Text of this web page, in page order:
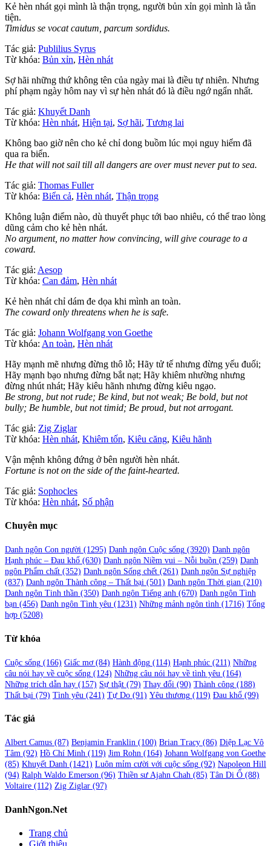
Kẻ hèn nhát gọi mình là thận trọng, người bủn xỉn gọi mình là tằn
tiện.
Timidus se vocat cautum, parcum sordidus.
Tác giả: Publilius Syrus
Từ khóa: Bủn xỉn, Hèn nhát
Sợ hãi những thứ không tên của ngày mai là điều tự nhiên. Nhưng
phí phạm ngày hôm nay vì sự hèn nhát đó là điều ngớ ngẩn nhất.
Tác giả: Khuyết Danh
Từ khóa: Hèn nhát, Hiện tại, Sợ hãi, Tương lai
Không bao giờ nên cho kẻ chỉ dong buồm lúc mọi nguy hiểm đã
qua ra biển.
He that will not sail till all dangers are over must never put to sea.
Tác giả: Thomas Fuller
Từ khóa: Biển cả, Hèn nhát, Thận trọng
Không luận điểm nào, dù thuyết phục tới bao nhiêu, có thể trao lòng
dũng cảm cho kẻ hèn nhát.
No argument, no matter how convincing, will give courage to a
coward.
Tác giả: Aesop
Từ khóa: Can đảm, Hèn nhát
Kẻ hèn nhát chỉ dám đe dọa khi mình an toàn.
The coward only threatens when he is safe.
Tác giả: Johann Wolfgang von Goethe
Từ khóa: An toàn, Hèn nhát
Hãy mạnh mẽ nhưng đừng thô lỗ; Hãy tử tế nhưng đừng yếu đuối;
Hãy mạnh bạo nhưng đừng bắt nạt; Hãy khiêm nhường nhưng
đừng nhút nhát; Hãy kiêu hãnh nhưng đừng kiêu ngạo.
Be strong, but not rude; Be kind, but not weak; Be bold, but not
bully; Be humble, but not timid; Be proud, but not arrogant.
Tác giả: Zig Ziglar
Từ khóa: Hèn nhát, Khiêm tốn, Kiêu căng, Kiêu hãnh
Vận mệnh không đứng ở bên người hèn nhát.
Fortune is not on the side of the faint-hearted.
Tác giả: Sophocles
Từ khóa: Hèn nhát, Số phận
Chuyên mục
Danh ngôn Con người (1295) Danh ngôn Cuộc sống (3920) Danh ngôn
Hạnh phúc – Đau khổ (630) Danh ngôn Niềm vui – Nỗi buồn (259) Danh
ngôn Phẩm chất (352) Danh ngôn Sống chết (261) Danh ngôn Sự nghiệp
(837) Danh ngôn Thành công – Thất bại (501) Danh ngôn Thời gian (210)
Danh ngôn Tinh thần (350) Danh ngôn Tiếng anh (670) Danh ngôn Tình
bạn (456) Danh ngôn Tình yêu (1231) Những mảnh ngôn tình (1716) Tổng
hợp (5208)
Từ khóa
Cuộc sống (166) Giấc mơ(84) Hành động (114) Hạnh phúc (211) Những
câu nói hay về cuộc sống (124) Những câu nói hay về tình yêu (164)
Những trích dẫn hay (157) Sự thật (79) Thay đổi (90) Thành công (188)
Thất bại (79) Tình yêu (241) Tự Do (91) Yêu thương (119) Đau khổ (99)
Tác giả
Albert Camus (87) Benjamin Franklin (100) Brian Tracy (86) Diệp Lạc Vô
Tâm (92) Hồ Chí Minh (119) Jim Rohn (164) Johann Wolfgang von Goethe
(85) Khuyết Danh (1421) Luôn mỉm cười với cuộc sống (92) Napoleon Hill
(94) Ralph Waldo Emerson (96) Thiền sư Ajahn Chah (85) Tân Di Ổ (88)
Voltaire (112) Zig Ziglar (97)
DanhNgon.Net
Trang chủ
Giới thiệu